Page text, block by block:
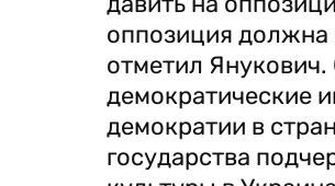
оппозиция должна
отметил Янукович.
демократические
демократии в
государства